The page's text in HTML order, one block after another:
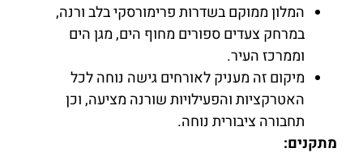
המלון ממוקם בשדרות פרימורסקי בלב ורנה,
במרחק צעדים ספורים מחוף הים, מגן הים
וממרכז העיר.
מיקום זה מעניק לאורחים גישה נוחה לכל
האטרקציות והפעילויות שורנה מציעה, וכן
תחבורה ציבורית נוחה.
מתקנים: